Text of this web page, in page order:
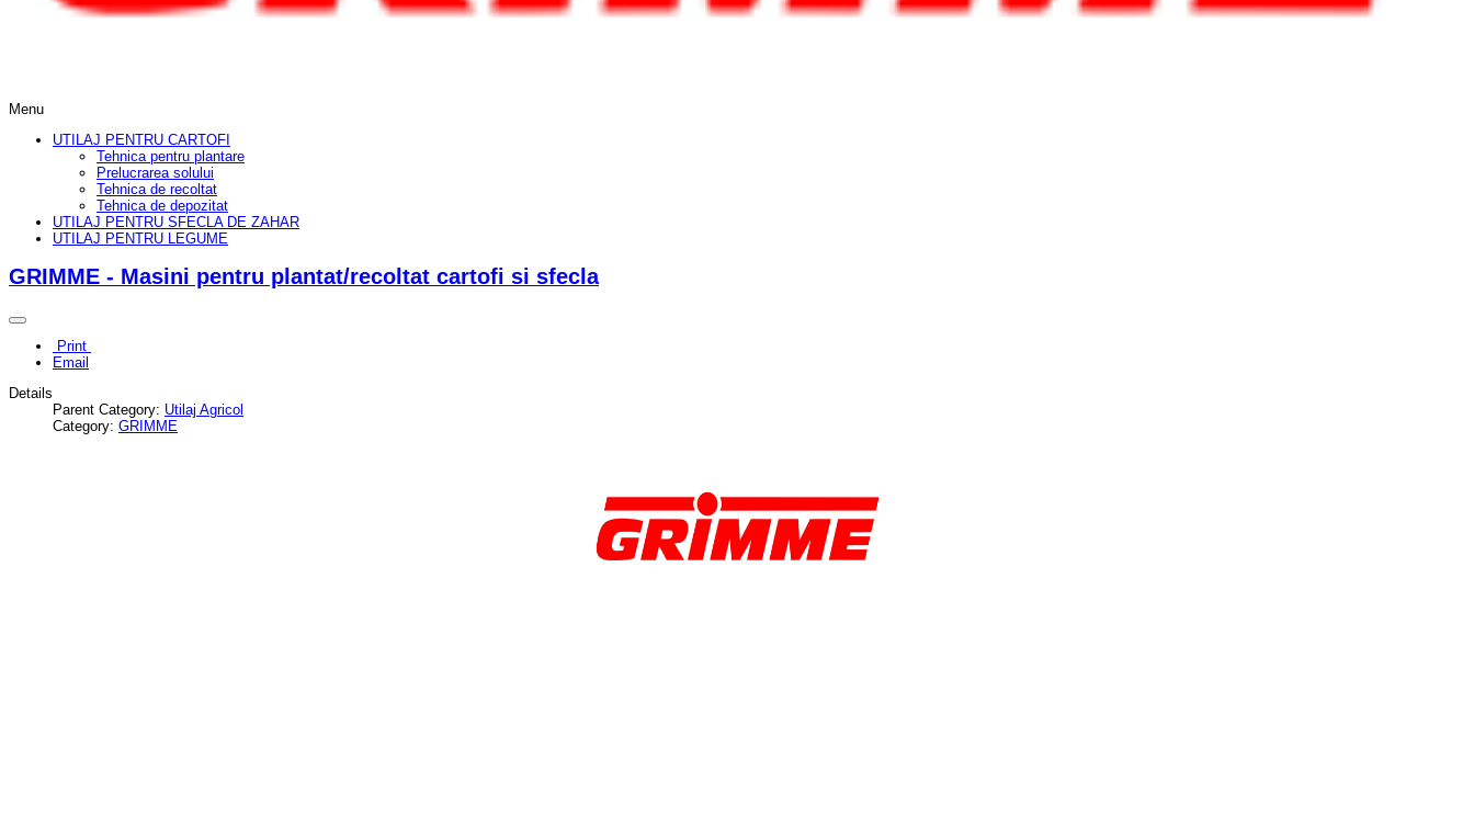
Menu
UTILAJ PENTRU CARTOFI
Tehnica pentru plantare
Prelucrarea solului
Tehnica de recoltat
Tehnica de depozitat
UTILAJ PENTRU SFECLA DE ZAHAR
UTILAJ PENTRU LEGUME
GRIMME - Masini pentru plantat/recoltat cartofi si sfecla
Print
Email
Details
Parent Category: Utilaj Agricol
Category: GRIMME